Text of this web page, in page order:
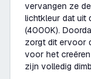
vervangen ze
lichtkleur dat uit
(4000K).
zorgt dit ervoor
voor het
zijn volledig